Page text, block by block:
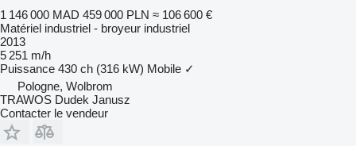
1 146 000 MAD 459 000 PLN ≈ 106 600 €
Matériel industriel - broyeur industriel
2013
5 251 m/h
Puissance 430 ch (316 kW) Mobile ✓
Pologne, Wolbrom
TRAWOS Dudek Janusz
Contacter le vendeur